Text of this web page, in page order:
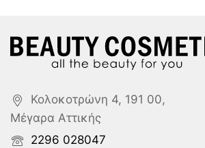
Κολοκοτρώνη 4, 191 00,
Μέγαρα Αττικής
2296 028047